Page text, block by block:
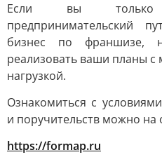
Если вы только
предпринимательский
бизнес по франшизе,
реализовать ваши планы
нагрузкой.
Ознакомиться с
и поручительств можно на
https://formap.ru